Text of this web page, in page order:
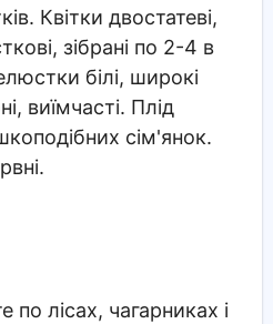
Квітки двостатеві,
зібрані по 2-4 в
білі, широкі
виїмчасті. Плід
сім'янок.
по лісах, чагарниках і